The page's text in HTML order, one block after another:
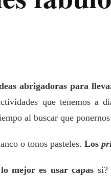
abrigadoras para
que tenemos a
al buscar que
o tonos pasteles. Los
lo mejor es usar capas si?